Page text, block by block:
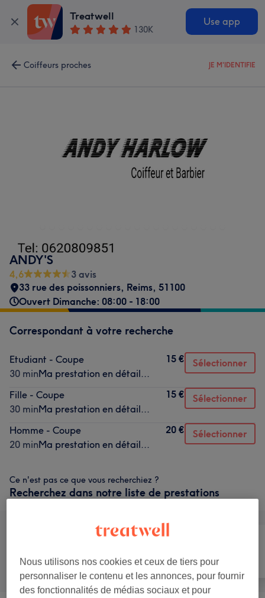
Treatwell
130K
Use app
Coiffeurs proches JE M'IDENTIFIE
ANDY'S
4,6
3 avis
33 rue des poissonniers, Reims, 51100
Ouvert Dimanche: 08:00 - 18:00
Correspondant à votre recherche
Etudiant - Coupe
30 minMa prestation en détail...
15 € Sélectionner
Fille - Coupe
30 minMa prestation en détail...
15 € Sélectionner
Homme - Coupe
20 minMa prestation en détail...
20 € Sélectionner
Ce n'est pas ce que vous recherchiez ?
Recherchez dans notre liste de prestations
Tout Coiffure
Nous utilisons nos cookies et ceux de tiers pour
personnaliser le contenu et les annonces, pour fournir
des fonctionnalités de médias sociaux et pour